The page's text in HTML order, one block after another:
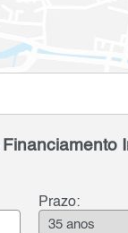
Prazo: